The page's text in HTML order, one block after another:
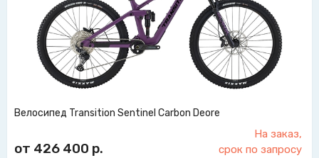
Велосипед Transition Sentinel Carbon Deore
от 426 400 р.
На заказ,
срок по запросу